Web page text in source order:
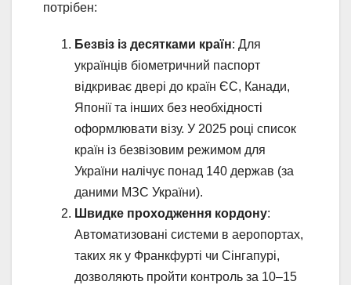
потрібен:
Безвіз із десятками країн: Для
українців біометричний паспорт
відкриває двері до країн ЄС, Канади,
Японії та інших без необхідності
оформлювати візу. У 2025 році список
країн із безвізовим режимом для
України налічує понад 140 держав (за
даними МЗС України).
Швидке проходження кордону:
Автоматизовані системи в аеропортах,
таких як у Франкфурті чи Сінгапурі,
дозволяють пройти контроль за 10–15